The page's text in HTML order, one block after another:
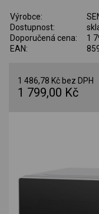
Výrobce:
Dostupnost:
Doporučená cena:
1
EAN:
1 486,78 Kč bez DPH
1 799,00 Kč